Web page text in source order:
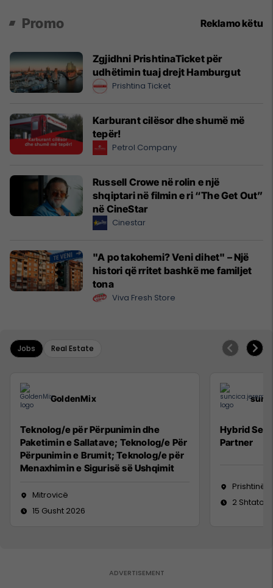
Promo Reklamo këtu
Zgjidhni PrishtinaTicket për
udhëtimin tuaj drejt Hamburgut
Prishtina Ticket
Karburant cilësor dhe shumë më
tepër!
Petrol Company
Russell Crowe në rolin e një
shqiptari në filmin e ri “The Get Out”
në CineStar
Cinestar
"A po takohemi? Veni dihet" – Një
histori që rritet bashkë me familjet
tona
Viva Fresh Store
Jobs Real Estate
GoldenMix
Teknolog/e për Përpunimin dhe
Paketimin e Sallatave; Teknolog/e Për
Përpunimin e Brumit; Teknolog/e për
Menaxhimin e Sigurisë së Ushqimit
Mitrovicë
15 Gusht 2026
Hybrid
Partner
Prishtinë
2 Shtator